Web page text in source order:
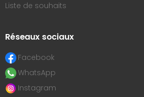
Liste de souhaits
Réseaux sociaux
Facebook
WhatsApp
Instagram